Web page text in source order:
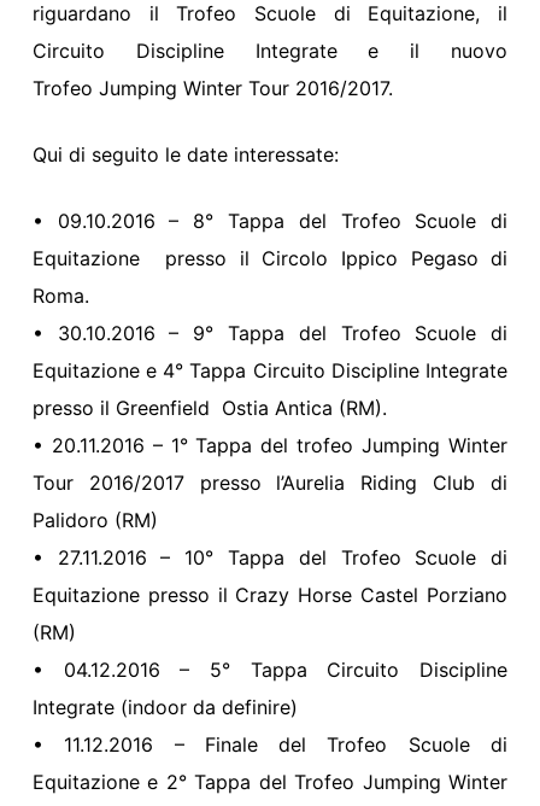
riguardano il Trofeo Scuole di Equitazione, il
Circuito Discipline Integrate e il nuovo
Trofeo Jumping Winter Tour 2016/2017.
Qui di seguito le date interessate:
• 09.10.2016 – 8° Tappa del Trofeo Scuole di
Equitazione presso il Circolo Ippico Pegaso di
Roma.
• 30.10.2016 – 9° Tappa del Trofeo Scuole di
Equitazione e 4° Tappa Circuito Discipline Integrate
presso il Greenfield Ostia Antica (RM).
• 20.11.2016 – 1° Tappa del trofeo Jumping Winter
Tour 2016/2017 presso l’Aurelia Riding Club di
Palidoro (RM)
• 27.11.2016 – 10° Tappa del Trofeo Scuole di
Equitazione presso il Crazy Horse Castel Porziano
(RM)
• 04.12.2016 – 5° Tappa Circuito Discipline
Integrate (indoor da definire)
• 11.12.2016 – Finale del Trofeo Scuole di
Equitazione e 2° Tappa del Trofeo Jumping Winter